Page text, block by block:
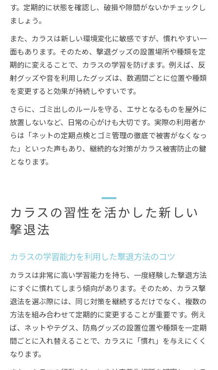
す。定期的に状態を確認し、破損や隙間がないかチェックし
ましょう。
また、カラスは新しい環境変化に敏感ですが、慣れやすい一
面もあります。そのため、撃退グッズの設置場所や種類を定
期的に変えることで、カラスの学習を防げます。例えば、反
射グッズや音を利用したグッズは、数週間ごとに位置や種類
を変更すると効果が持続しやすいです。
さらに、ゴミ出しのルールを守る、エサとなるものを屋外に
放置しないなど、日常の心がけも大切です。実際の利用者か
らは「ネットの定期点検とゴミ管理の徹底で被害がなくなっ
た」といった声もあり、継続的な対策がカラス被害防止の鍵
となります。
カラスの習性を活かした新しい
撃退法
カラスの学習能力を利用した撃退方法のコツ
カラスは非常に高い学習能力を持ち、一度経験した撃退方法
にすぐに慣れてしまう傾向があります。そのため、カラス撃
退法を選ぶ際には、同じ対策を継続するだけでなく、複数の
方法を組み合わせて定期的に変更することが重要です。例え
ば、ネットやテグス、防鳥グッズの設置位置や種類を一定期
間ごとに入れ替えることで、カラスに「慣れ」を与えにくく
なります。